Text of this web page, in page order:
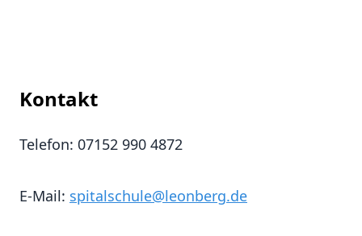
Kontakt
Telefon: 07152 990 4872
E-Mail: spitalschule@leonberg.de